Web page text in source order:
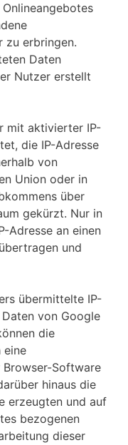
zu erbringen.
Daten
Nutzer erstellt
mit aktivierter IP-
die IP-Adresse
von
Union oder in
über
gekürzt. Nur in
Adresse an einen
und
übermittelte IP-
von Google
die
eine
Browser-Software
hinaus die
erzeugten und auf
bezogenen
dieser